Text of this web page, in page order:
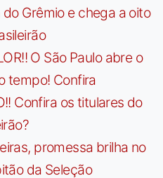
Grêmio e chega a oito
O São Paulo abre o
tempo! Confira
Confira os titulares do
promessa brilha no
da Seleção